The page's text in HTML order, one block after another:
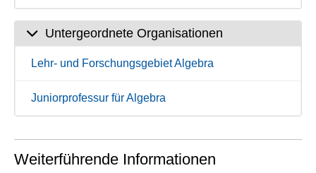
Untergeordnete Organisationen
Lehr- und Forschungsgebiet Algebra
Juniorprofessur für Algebra
Weiterführende Informationen